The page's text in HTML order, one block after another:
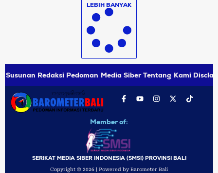
LEBIH BANYAK
Susunan Redaksi Pedoman Media Siber Tentang Kami
Member of:
SERIKAT MEDIA SIBER INDONESIA (SMSI) PROVINSI BALI
Copyright © 2026 | Powered by Barometer Bali